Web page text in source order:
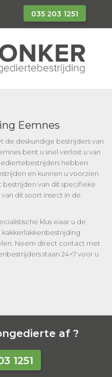
035 203 1251
Eemnes
de deskundige bestrijders van
bent u snel verlost u van
hebben
en kunnen u voorzien
van dit specifieke
dit soort insect in de
klus waar u de
Neem direct contact met
staan 24×7 voor u
af ?
1251